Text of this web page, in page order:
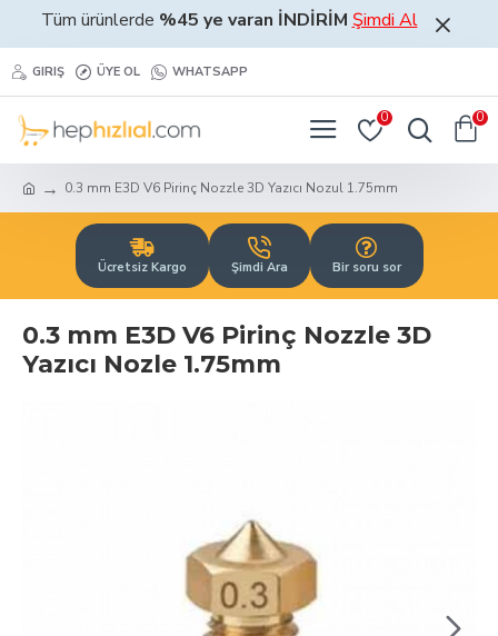
Tüm ürünlerde %45 ye varan İNDİRİM Şimdi Al
GIRIŞ ÜYE OL WHATSAPP
0 0
0.3 mm E3D V6 Pirinç Nozzle 3D Yazıcı Nozul 1.75mm
Ücretsiz Kargo Şimdi Ara Bir soru sor
0.3 mm E3D V6 Pirinç Nozzle 3D
Yazıcı Nozle 1.75mm